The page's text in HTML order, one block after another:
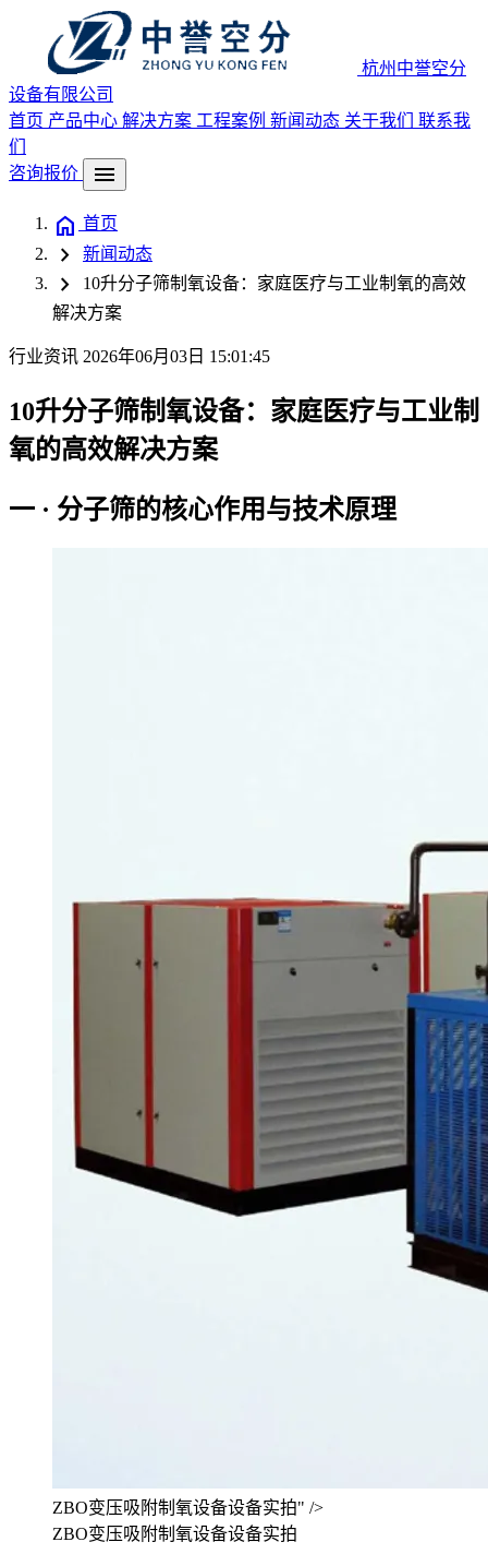
杭州中誉空分
设备有限公司
首页 产品中心 解决方案 工程案例 新闻动态 关于我们 联系我
们
咨询报价
menu
home 首页
chevron_right 新闻动态
chevron_right
10升分子筛制氧设备：家庭医疗与工业制氧的高效
解决方案
行业资讯 2026年06月03日 15:01:45
10升分子筛制氧设备：家庭医疗与工业制
氧的高效解决方案
一 · 分子筛的核心作用与技术原理
ZBO变压吸附制氧设备设备实拍" />
ZBO变压吸附制氧设备设备实拍